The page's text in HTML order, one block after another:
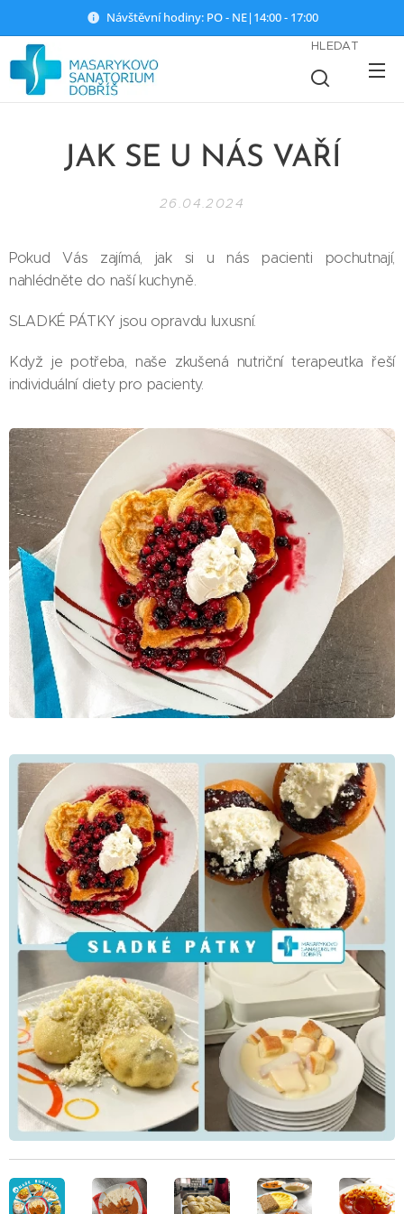
Návštěvní hodiny: PO - NE|14:00 - 17:00
HLEDAT
JAK SE U NÁS VAŘÍ
26.04.2024
Pokud Vás zajímá, jak si u nás pacienti pochutnají,
nahlédněte do naší kuchyně.
SLADKÉ PÁTKY jsou opravdu luxusní.
Když je potřeba, naše zkušená nutriční terapeutka řeší
individuální diety pro pacienty.